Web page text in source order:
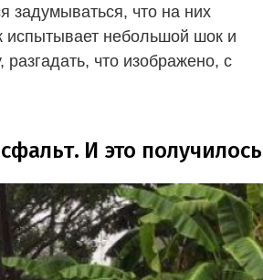
задумываться, что на них
испытывает небольшой шок и
что изображено, с
И это получилось